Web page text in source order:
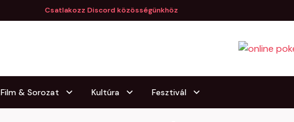
Csatlakozz Discord közösségünkhöz
Film & Sorozat Kultúra Fesztivál